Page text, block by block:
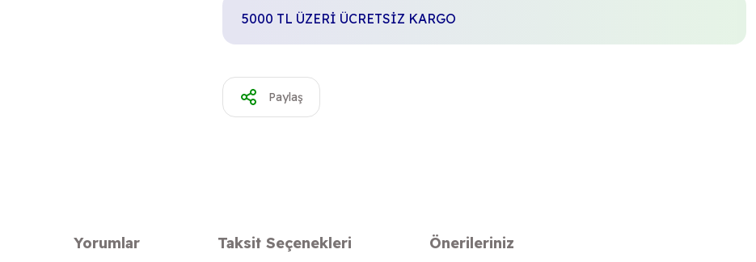
5000 TL ÜZERİ ÜCRETSİZ KARGO
Paylaş
Yorumlar Taksit Seçenekleri Önerileriniz